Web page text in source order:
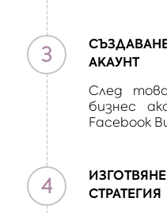
3
АКАУНТ
След
бизнес
Facebook
4
СТРАТЕГИЯ